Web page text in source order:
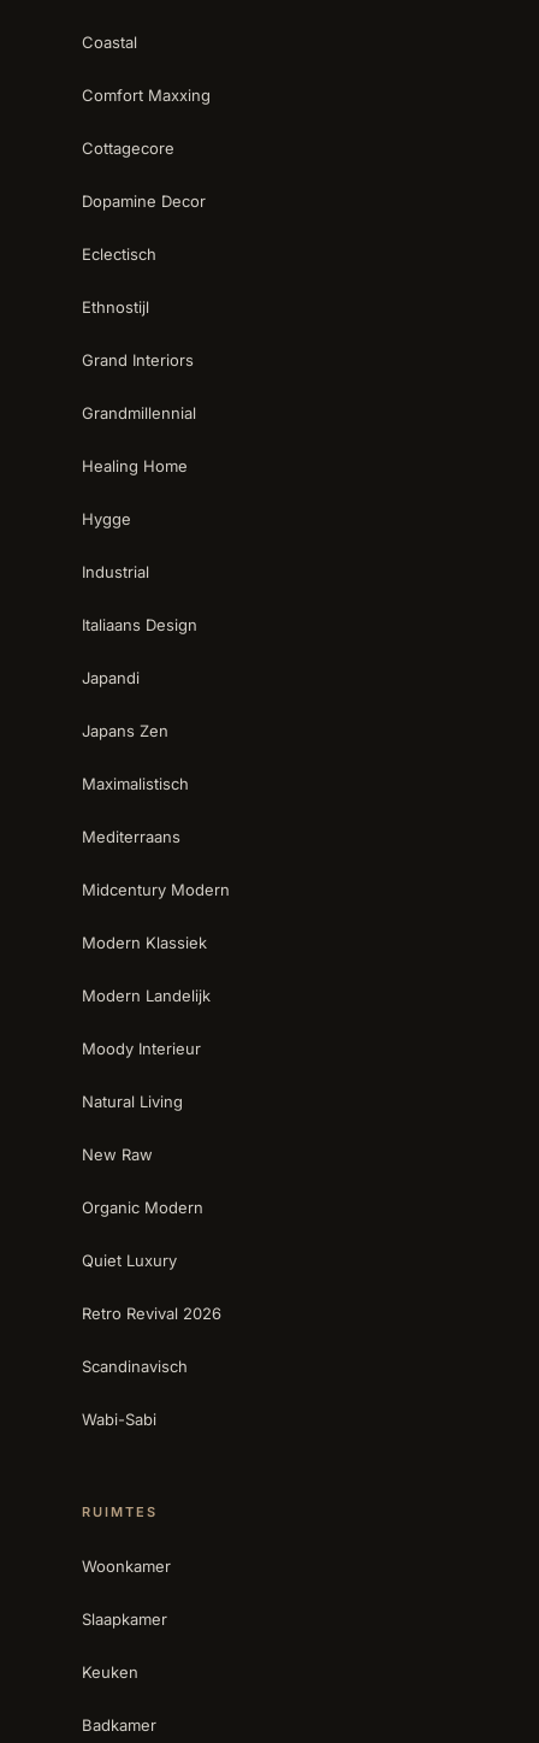
Coastal
Comfort Maxxing
Cottagecore
Dopamine Decor
Eclectisch
Ethnostijl
Grand Interiors
Grandmillennial
Healing Home
Hygge
Industrial
Italiaans Design
Japandi
Japans Zen
Maximalistisch
Mediterraans
Midcentury Modern
Modern Klassiek
Modern Landelijk
Moody Interieur
Natural Living
New Raw
Organic Modern
Quiet Luxury
Retro Revival 2026
Scandinavisch
Wabi-Sabi
RUIMTES
Woonkamer
Slaapkamer
Keuken
Badkamer